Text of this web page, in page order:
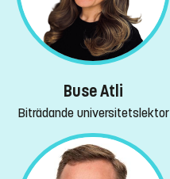
Buse Atli
Biträdande universitetslektor